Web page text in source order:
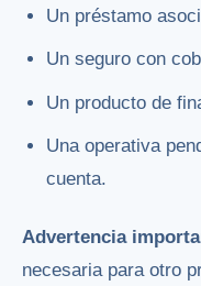
Un préstamo
Un seguro con
Un producto de
Una operativa
cuenta.
Advertencia
necesaria para otro